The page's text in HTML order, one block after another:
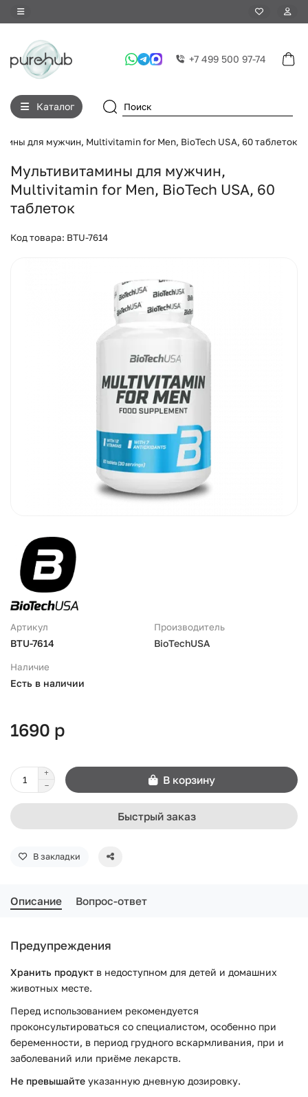
+7 499 500 97-74
Каталог
для мужчин, Multivitamin for Men, BioTech USA, 60 таблеток
Мультивитамины для мужчин,
Multivitamin for Men, BioTech USA, 60
таблеток
Код товара: BTU-7614
Артикул
BTU-7614
Производитель
BioTechUSA
Наличие
Есть в наличии
1690 р
В корзину
Быстрый заказ
В закладки
Описание Вопрос-ответ
Предупреждения
Хранить продукт в недоступном для детей и домашних
животных месте.
Перед использованием рекомендуется
проконсультироваться со специалистом, особенно при
беременности, в период грудного вскармливания, при и
заболеваний или приёме лекарств.
Не превышайте указанную дневную дозировку.